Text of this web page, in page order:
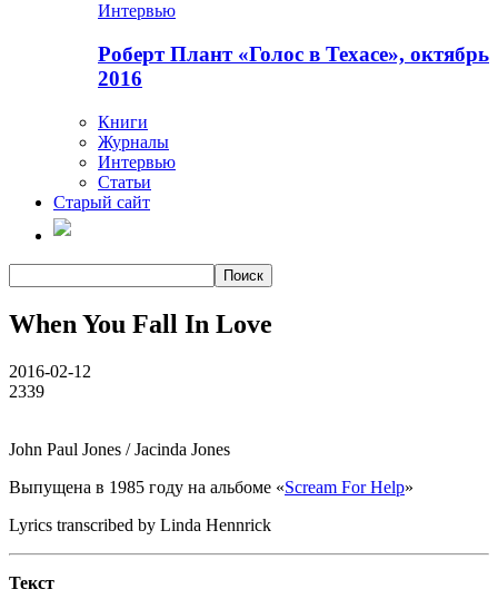
Интервью
Роберт Плант «Голос в Техасе», октябрь
2016
Книги
Журналы
Интервью
Статьи
Старый сайт
When You Fall In Love
2016-02-12
2339
John Paul Jones / Jacinda Jones
Выпущена в 1985 году на альбоме «Scream For Help»
Lyrics transcribed by Linda Hennrick
Текст